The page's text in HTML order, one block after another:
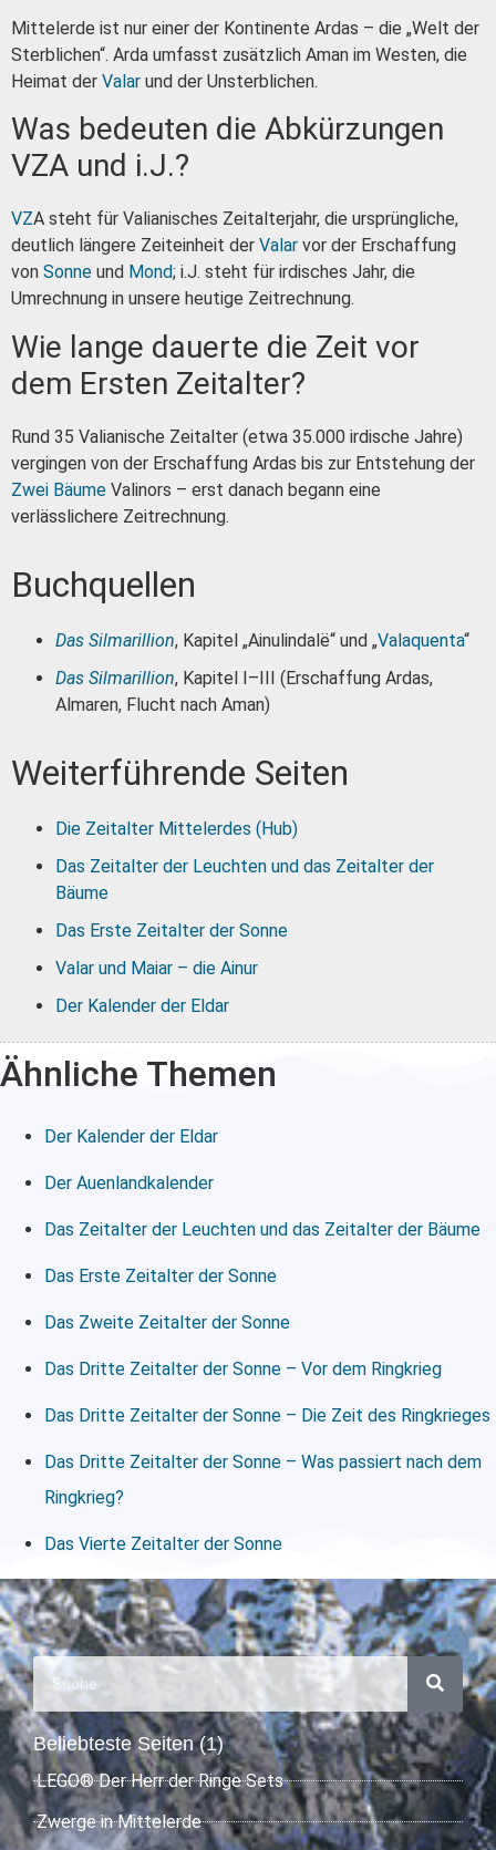
Mittelerde ist nur einer der Kontinente Ardas – die „Welt der
Sterblichen“. Arda umfasst zusätzlich Aman im Westen, die
Heimat der Valar und der Unsterblichen.
Was bedeuten die Abkürzungen
VZA und i.J.?
VZA steht für Valianisches Zeitalterjahr, die ursprüngliche,
deutlich längere Zeiteinheit der Valar vor der Erschaffung
von Sonne und Mond; i.J. steht für irdisches Jahr, die
Umrechnung in unsere heutige Zeitrechnung.
Wie lange dauerte die Zeit vor
dem Ersten Zeitalter?
Rund 35 Valianische Zeitalter (etwa 35.000 irdische Jahre)
vergingen von der Erschaffung Ardas bis zur Entstehung der
Zwei Bäume Valinors – erst danach begann eine
verlässlichere Zeitrechnung.
Buchquellen
Das Silmarillion, Kapitel „Ainulindalë“ und „Valaquenta“
Das Silmarillion, Kapitel I–III (Erschaffung Ardas,
Almaren, Flucht nach Aman)
Weiterführende Seiten
Die Zeitalter Mittelerdes (Hub)
Das Zeitalter der Leuchten und das Zeitalter der
Bäume
Das Erste Zeitalter der Sonne
Valar und Maiar – die Ainur
Der Kalender der Eldar
Ähnliche Themen
Der Kalender der Eldar
Der Auenlandkalender
Das Zeitalter der Leuchten und das Zeitalter der Bäume
Das Erste Zeitalter der Sonne
Das Zweite Zeitalter der Sonne
Das Dritte Zeitalter der Sonne – Vor dem Ringkrieg
Das Dritte Zeitalter der Sonne – Die Zeit des Ringkrieges
Das Dritte Zeitalter der Sonne – Was passiert nach dem
Ringkrieg?
Das Vierte Zeitalter der Sonne
Beliebteste Seiten (1)
LEGO® Der Herr der Ringe Sets
Zwerge in Mittelerde